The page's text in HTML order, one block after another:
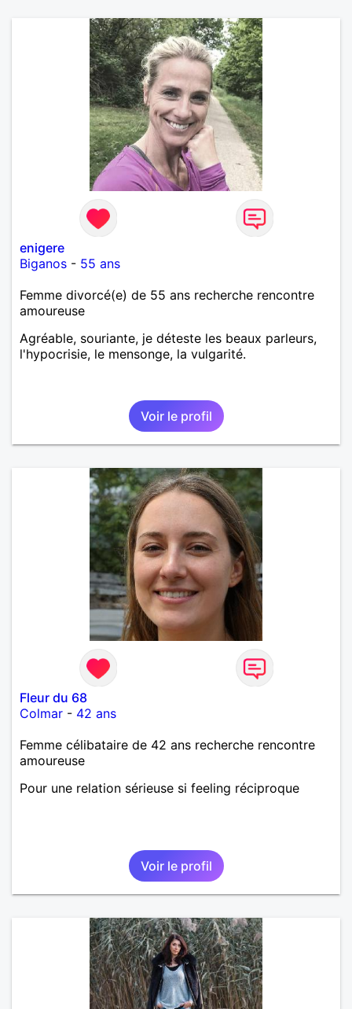
enigere
Biganos - 55 ans
Femme divorcé(e) de 55 ans recherche rencontre
amoureuse
Agréable, souriante, je déteste les beaux parleurs,
l'hypocrisie, le mensonge, la vulgarité.
Voir le profil
Fleur du 68
Colmar - 42 ans
Femme célibataire de 42 ans recherche rencontre
amoureuse
Pour une relation sérieuse si feeling réciproque
Voir le profil